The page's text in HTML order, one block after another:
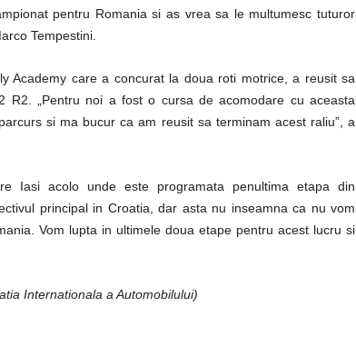
pentru Romania si as vrea sa le multumesc tuturor
Tempestini.
Academy care a concurat la doua roti motrice, a reusit sa
„Pentru noi a fost o cursa de acomodare cu aceasta
si ma bucur ca am reusit sa terminam acest raliu”, a
Iasi acolo unde este programata penultima etapa din
principal in Croatia, dar asta nu inseamna ca nu vom
Vom lupta in ultimele doua etape pentru acest lucru si
Internationala a Automobilului)